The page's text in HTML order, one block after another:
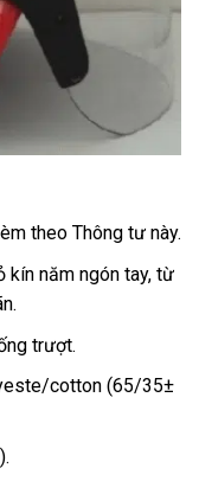
theo Thông tư này.
kín năm ngón tay, từ
trượt.
cotton (65/35±